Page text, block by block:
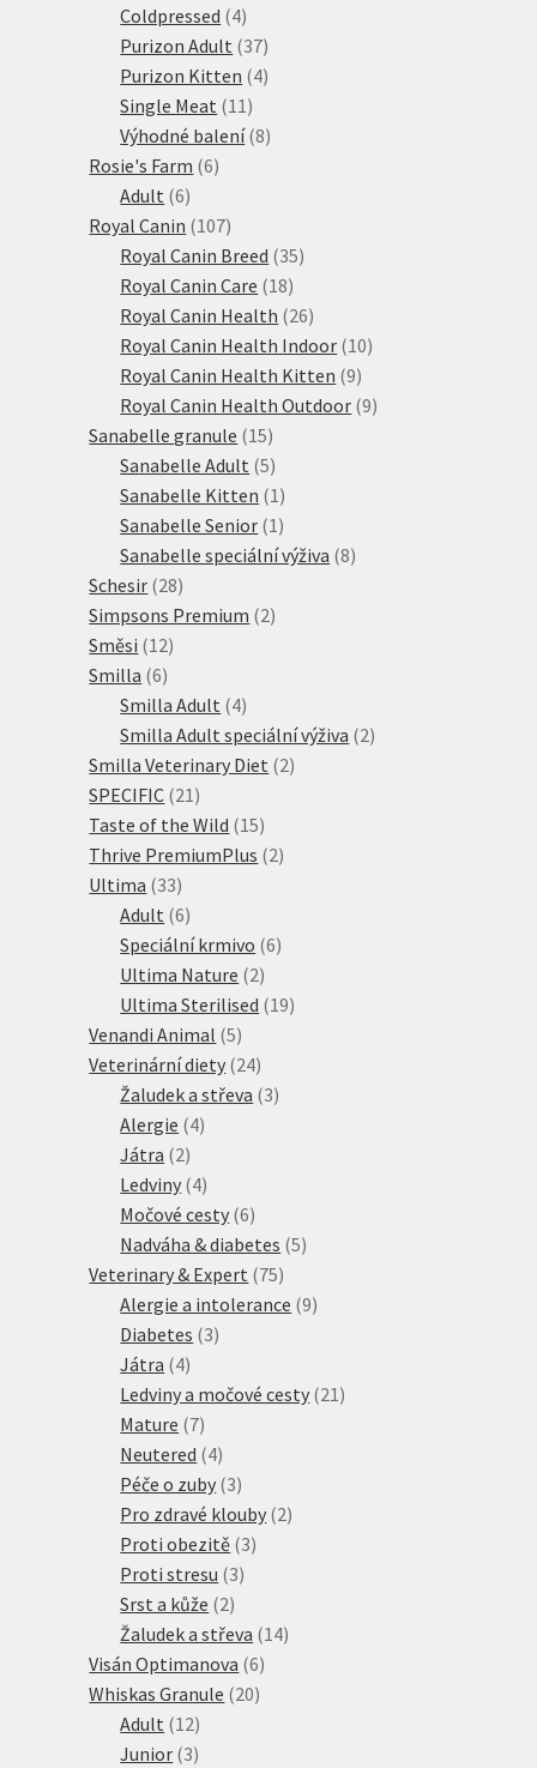
produktů
Coldpressed 44
produkty
Purizon Adult 3737
produktů
Purizon Kitten 44
Single Meat 11 11
produktů
Výhodné balení 88
Rosie's Farm 66
Adult 66
produktů
Royal Canin 107107
produktů
Royal Canin Breed 3535
Royal Canin Care 1818
produktů
Royal Canin Health 2626
produktů
Royal Canin Health Indoor 1010
Royal Canin Health Kitten 99
produktů
Royal Canin Health Outdoor 99
Sanabelle granule 1515
produktů
Sanabelle Adult 55
produktů
Sanabelle Kitten 1 1
produkt
Sanabelle Senior 1 1
produkt
Sanabelle speciální výživa 88
Schesir 2828
produktů
Simpsons Premium 22
Směsi 1212
Smilla 66
produktů
Smilla Adult 44
produkty
Smilla Adult speciální výživa 22
Smilla Veterinary Diet 22
SPECIFIC 21 21
produktů
Taste of the Wild 1515
produktů
Thrive PremiumPlus 22
Ultima 3333
produktů
Adult 66
produktů
Speciální krmivo 66
Ultima Nature 22
produkty
Ultima Sterilised 1919
Venandi Animal 55
produktů
Veterinární diety 2424
produktů
Žaludek a střeva 33
Alergie 44
Játra 22
produkty
Ledviny 44
produkty
Močové cesty 66
produktů
Nadváha & diabetes 55
Veterinary & Expert 7575
produktů
Alergie a intolerance 99
Diabetes 33
Játra 44
produkty
Ledviny a močové cesty 21 21
Mature 77
produktů
Neutered 44
produkty
Péče o zuby 33
produkty
Pro zdravé klouby 22
Proti obezitě 33
Proti stresu 33
Srst a kůže 22
produkty
Žaludek a střeva 1414
Visán Optimanova 66
produktů
Whiskas Granule 2020
Adult 1212
produktů
Junior 33